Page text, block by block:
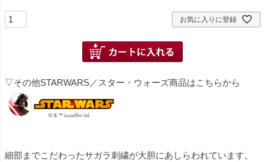
お気に入りに登録
▽その他STARWARS／スター・ウォーズ商品はこちらから
細部までこだわったサガラ刺繍が大胆にあしらわれています。